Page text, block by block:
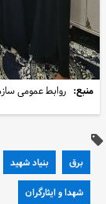
منبع: روابط عمومی
برق بنیاد شهید
شهدا و ایثارگران